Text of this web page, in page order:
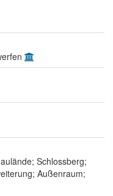
Schlossberg;
Außenraum;